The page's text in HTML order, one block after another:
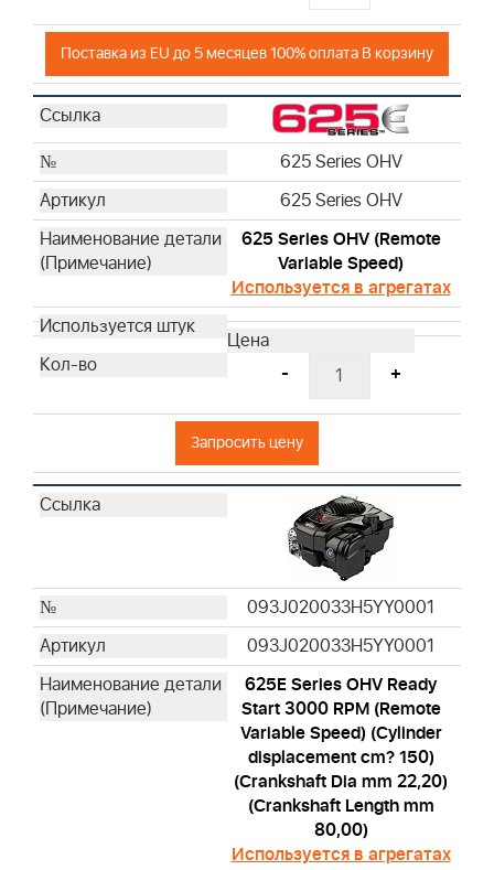
Поставка из EU до 5 месяцев 100% оплата В корзину
625 Series OHV
625 Series OHV
625 Series OHV (Remote
Variable Speed)
Используется в агрегатах
- +
Запросить цену
093J020033H5YY0001
093J020033H5YY0001
625E Series OHV Ready
Start 3000 RPM (Remote
Variable Speed) (Cylinder
displacement cm? 150)
(Crankshaft Dia mm 22,20)
(Crankshaft Length mm
80,00)
Используется в агрегатах